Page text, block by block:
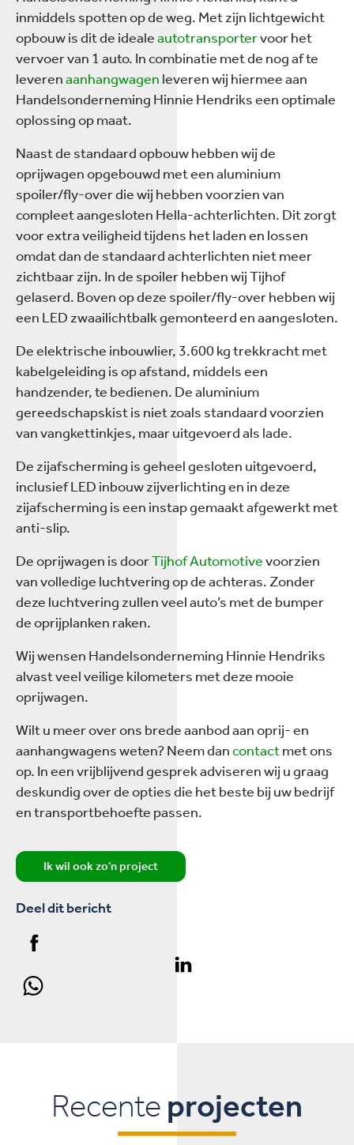
inmiddels spotten op de weg. Met zijn lichtgewicht
opbouw is dit de idealeautotransportervoor het
vervoer van 1 auto. In combinatie met de nog af te
leverenaanhangwagen leveren wij hiermee aan
Handelsonderneming Hinnie Hendriks een optimale
oplossing op maat.
Naast de standaard opbouw hebben wij de
oprijwagen opgebouwd met een aluminium
spoiler/fly-over die wij hebben voorzien van
compleet aangesloten Hella-achterlichten. Dit zorgt
voor extra veiligheid tijdens het laden en lossen
omdat dan de standaard achterlichten niet meer
zichtbaar zijn. In de spoiler hebben wij Tijhof
gelaserd. Boven op deze spoiler/fly-over hebben wij
een LED zwaailichtbalk gemonteerd en aangesloten.
De elektrische inbouwlier, 3.600 kg trekkracht met
kabelgeleiding is op afstand, middels een
handzender, te bedienen. De aluminium
gereedschapskist is niet zoals standaard voorzien
van vangkettinkjes, maar uitgevoerd als lade.
De zijafscherming is geheel gesloten uitgevoerd,
inclusief LED inbouw zijverlichting en in deze
zijafscherming is een instap gemaakt afgewerkt met
anti-slip.
De oprijwagen is doorTijhof Automotivevoorzien
van volledige luchtvering op de achteras. Zonder
deze luchtvering zullen veel auto’s met de bumper
de oprijplanken raken.
Wij wensen Handelsonderneming Hinnie Hendriks
alvast veel veilige kilometers met deze mooie
oprijwagen.
Wilt u meer over ons brede aanbod aan oprij- en
aanhangwagens weten? Neem dancontactmet ons
op. In een vrijblijvend gesprek adviseren wij u graag
deskundig over de opties die het beste bij uw bedrijf
en transportbehoefte passen.
Ik wil ook zo'n project
Deel dit bericht
Recente projecten